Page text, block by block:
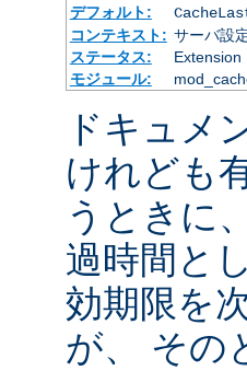
デフォルト:
コンテキスト: サーバ設
ステータス:
Extension
モジュール:
ドキュメ
けれども
うときに
過時間と
効期限を
が、 その